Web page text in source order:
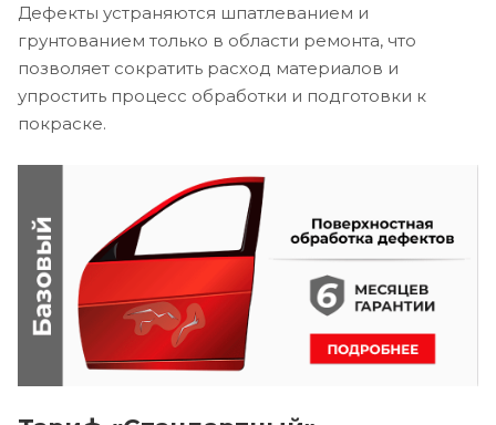
Дефекты устраняются шпатлеванием и
грунтованием только в области ремонта, что
позволяет сократить расход материалов и
упростить процесс обработки и подготовки к
покраске.